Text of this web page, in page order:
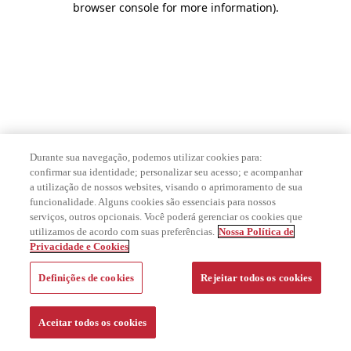
browser console for more information).
Durante sua navegação, podemos utilizar cookies para:
confirmar sua identidade; personalizar seu acesso; e acompanhar
a utilização de nossos websites, visando o aprimoramento de sua
funcionalidade. Alguns cookies são essenciais para nossos
serviços, outros opcionais. Você poderá gerenciar os cookies que
utilizamos de acordo com suas preferências. Nossa Política de
Privacidade e Cookies
Definições de cookies Rejeitar todos os cookies
Aceitar todos os cookies